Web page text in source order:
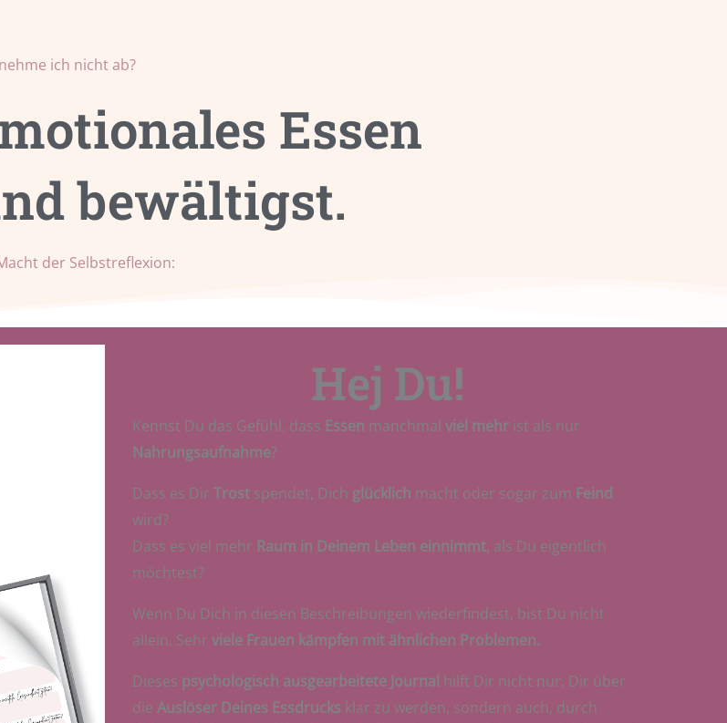
ich nicht ab?
Essen
bewältigst.
der Selbstreflexion:
Hej Du!
Kennst Du das Gefühl, dass Essen manchmal viel mehr ist als nur
Nahrungsaufnahme?
Dass es Dir Trost spendet, Dich glücklich macht oder sogar zum Feind
wird?
Dass es viel mehr Raum in Deinem Leben einnimmt, als Du eigentlich
möchtest?
Wenn Du Dich in diesen Beschreibungen wiederfindest, bist Du nicht
allein. Sehr viele Frauen kämpfen mit ähnlichen Problemen.
Dieses psychologisch ausgearbeitete Journal hilft Dir nicht nur, Dir über
die Auslöser Deines Essdrucks klar zu werden, sondern auch, durch